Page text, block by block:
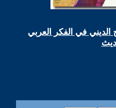
الديني في الفكر العربي